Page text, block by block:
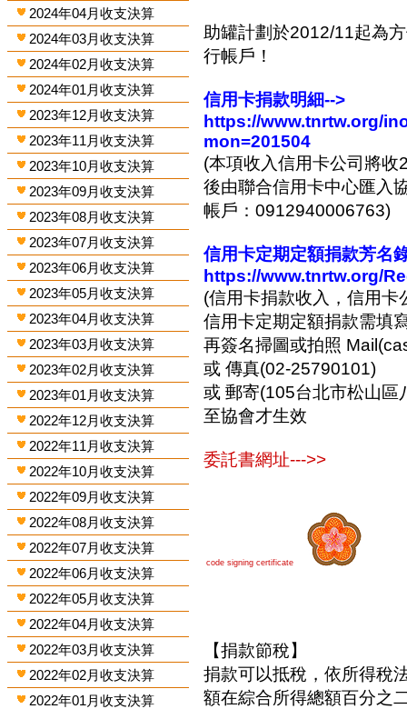
2024年04月收支決算
2024年03月收支決算
2024年02月收支決算
2024年01月收支決算
2023年12月收支決算
2023年11月收支決算
2023年10月收支決算
2023年09月收支決算
2023年08月收支決算
2023年07月收支決算
2023年06月收支決算
2023年05月收支決算
2023年04月收支決算
2023年03月收支決算
2023年02月收支決算
2023年01月收支決算
2022年12月收支決算
2022年11月收支決算
2022年10月收支決算
2022年09月收支決算
2022年08月收支決算
2022年07月收支決算
2022年06月收支決算
2022年05月收支決算
2022年04月收支決算
2022年03月收支決算
2022年02月收支決算
2022年01月收支決算
助罐計劃於2012/11起為
行帳戶！
信用卡捐款明細-->
https://www.tnrtw.org/
mon=201504
(本項收入信用卡公司將
後由聯合信用卡中心匯入
帳戶：0912940006763)
信用卡定期定額捐款芳名
https://www.tnrtw.org/
(信用卡捐款收入，信用
信用卡定期定額捐款需填
再簽名掃圖或拍照
或 傳真(02-25790101)
或 郵寄(105台北市松山
至協會才生效
委託書網址--->>
code signing certificate
【捐款節稅】
捐款可以抵稅，依所得稅
額在綜合所得總額百分之